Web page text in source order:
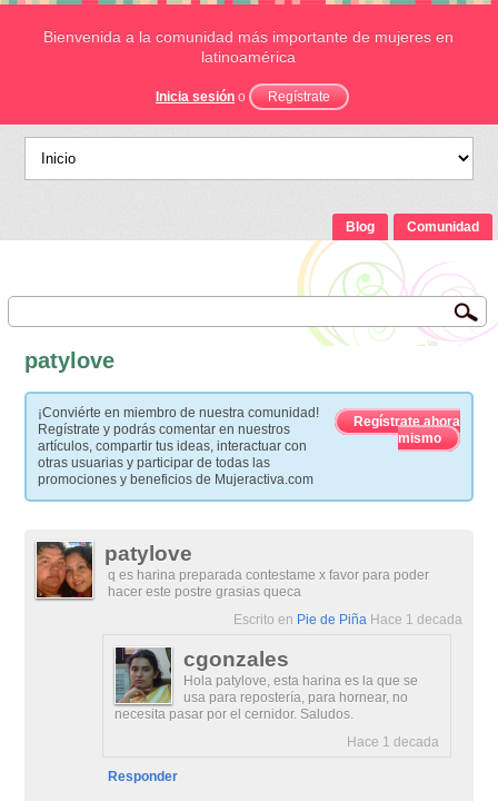
Bienvenida a la comunidad más importante de mujeres en
latinoamérica
Inicia sesión o Regístrate
Blog Comunidad
patylove
¡Conviérte en miembro de nuestra comunidad!
Regístrate y podrás comentar en nuestros
artículos, compartir tus ideas, interactuar con
otras usuarias y participar de todas las
promociones y beneficios de Mujeractiva.com
Regístrate ahora
mismo
patylove
q es harina preparada contestame x favor para poder
hacer este postre grasias queca
Escrito en Pie de PiñaHace 1 decada
cgonzales
Hola patylove, esta harina es la que se
usa para repostería, para hornear, no
necesita pasar por el cernidor. Saludos.
Hace 1 decada
Responder